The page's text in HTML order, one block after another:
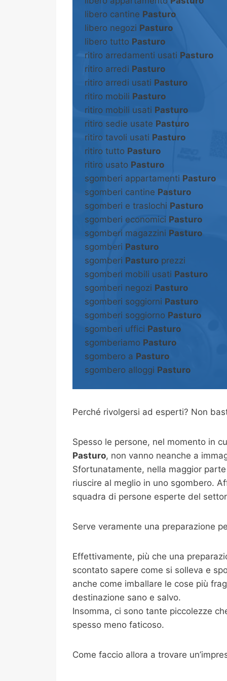
libero cantine Pasturo
libero negozi Pasturo
libero tutto Pasturo
ritiro arredamenti usati Pasturo
ritiro arredi Pasturo
ritiro arredi usati Pasturo
ritiro mobili Pasturo
ritiro mobili usati Pasturo
ritiro sedie usate Pasturo
ritiro tavoli usati Pasturo
ritiro tutto Pasturo
ritiro usato Pasturo
sgomberi appartamenti Pasturo
sgomberi cantine Pasturo
sgomberi e traslochi Pasturo
sgomberi economici Pasturo
sgomberi magazzini Pasturo
sgomberi Pasturo
sgomberi Pasturo prezzi
sgomberi mobili usati Pasturo
sgomberi negozi Pasturo
sgomberi soggiorni Pasturo
sgomberi soggiorno Pasturo
sgomberi uffici Pasturo
sgomberiamo Pasturo
sgombero a Pasturo
sgombero alloggi Pasturo
Perché rivolgersi ad esperti? Non
Spesso le persone, nel momento in
Pasturo, non vanno neanche a
Sfortunatamente, nella maggior
riuscire al meglio in uno sgombero.
squadra di persone esperte del
Serve veramente una preparazione
Effettivamente, più che una
scontato sapere come si solleva e
anche come imballare le cose più
destinazione sano e salvo.
Insomma, ci sono tante piccolezze
spesso meno faticoso.
Come faccio allora a trovare